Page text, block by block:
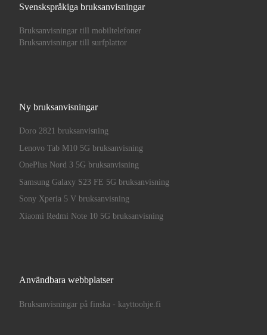
Svenskspråkiga bruksanvisningar
Bruksanvisningar till mobiltelefoner
Bruksanvisningar till surfplattor
Ny bruksanvisningar
Doro 2821 bruksanvisning
Lenovo Tab M10 5G bruksanvisning
OnePlus Nord 3 5G bruksanvisning
Samsung Galaxy S23 FE 5G bruksanvisning
Sony Xperia 5 V bruksanvisning
Xiaomi Redmi Note 10 5G bruksanvisning
Användbara webbplatser
Bruksanvisningar på finska - kayttoohje.fi